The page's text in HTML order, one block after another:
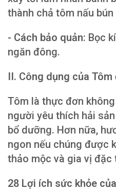
thành chả tôm nấu
- Cách bảo quản: Bọc
ngăn đông.
II. Công dụng của
Tôm là thực đơn
người yêu thích hải
bổ dưỡng. Hơn nữa,
ngon nếu chúng được
thảo mộc và gia vị đặc
28 Lợi ích sức khỏe